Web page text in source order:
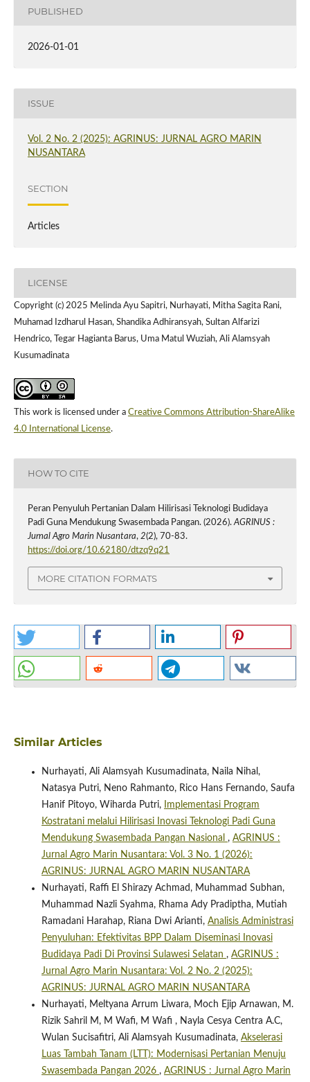
PUBLISHED
2026-01-01
ISSUE
Vol. 2 No. 2 (2025): AGRINUS: JURNAL AGRO MARIN
NUSANTARA
SECTION
Articles
LICENSE
Copyright (c) 2025 Melinda Ayu Sapitri, Nurhayati, Mitha Sagita Rani,
Muhamad Izdharul Hasan, Shandika Adhiransyah, Sultan Alfarizi
Hendrico, Tegar Hagianta Barus, Uma Matul Wuziah, Ali Alamsyah
Kusumadinata
This work is licensed under a Creative Commons Attribution-ShareAlike
4.0 International License.
HOW TO CITE
Peran Penyuluh Pertanian Dalam Hilirisasi Teknologi Budidaya
Padi Guna Mendukung Swasembada Pangan. (2026).AGRINUS :
Jurnal Agro Marin Nusantara, 2(2), 70-83.
https://doi.org/10.62180/dtzq9q21
MORE CITATION FORMATS
Similar Articles
Nurhayati, Ali Alamsyah Kusumadinata, Naila Nihal,
Natasya Putri, Neno Rahmanto, Rico Hans Fernando, Saufa
Hanif Pitoyo, Wiharda Putri,
Implementasi Program
Kostratani melalui Hilirisasi Inovasi Teknologi Padi Guna
Mendukung Swasembada Pangan Nasional , AGRINUS :
Jurnal Agro Marin Nusantara: Vol. 3 No. 1 (2026):
AGRINUS: JURNAL AGRO MARIN NUSANTARA
Nurhayati, Raffi El Shirazy Achmad, Muhammad Subhan,
Muhammad Nazli Syahma, Rhama Ady Pradiptha, Mutiah
Ramadani Harahap, Riana Dwi Arianti, Analisis Administrasi
Penyuluhan: Efektivitas BPP Dalam Diseminasi Inovasi
Budidaya Padi Di Provinsi Sulawesi Selatan , AGRINUS :
Jurnal Agro Marin Nusantara: Vol. 2 No. 2 (2025):
AGRINUS: JURNAL AGRO MARIN NUSANTARA
Nurhayati, Meltyana Arrum Liwara, Moch Ejip Arnawan, M.
Rizik Sahril M, M Wafi, M Wafi , Nayla Cesya Centra A.C,
Wulan Sucisafitri, Ali Alamsyah Kusumadinata, Akselerasi
Luas Tambah Tanam (LTT): Modernisasi Pertanian Menuju
Swasembada Pangan 2026 , AGRINUS : Jurnal Agro Marin